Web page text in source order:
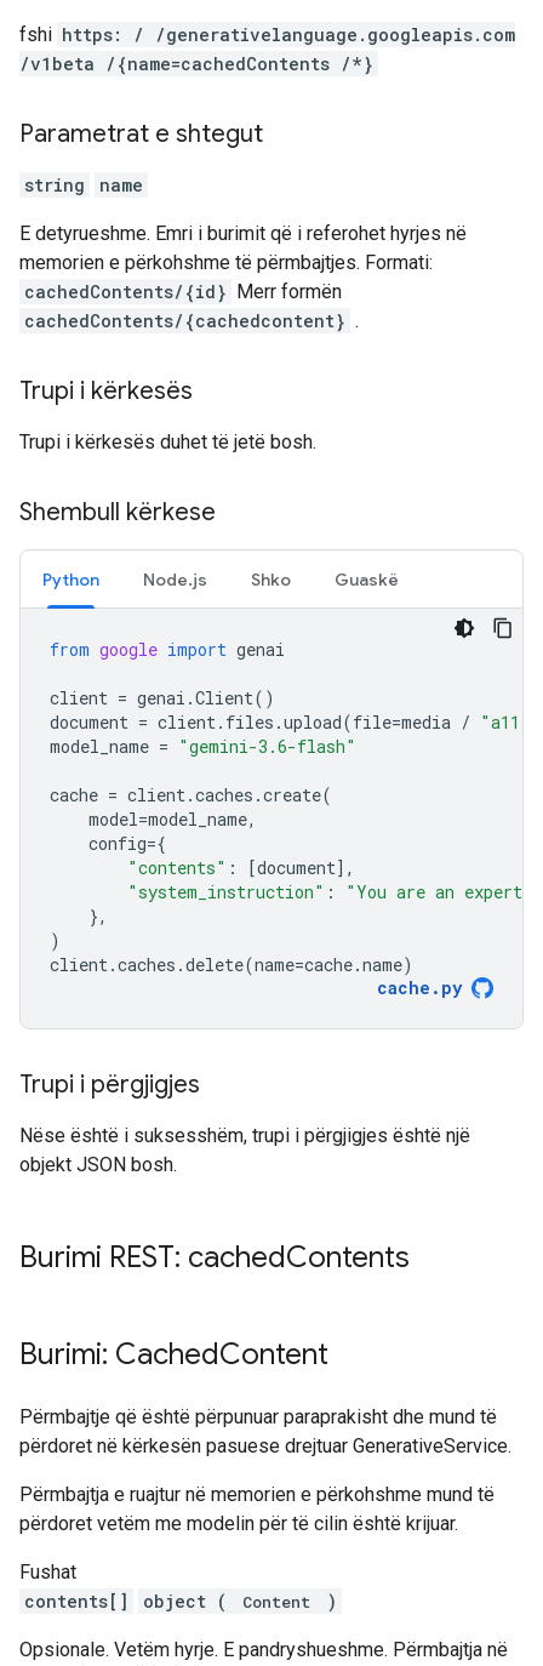
fshi https: / /generativelanguage.googleapis.com
/v1beta /{name=cachedContents /*}
Parametrat e shtegut
string name
E detyrueshme. Emri i burimit që i referohet hyrjes në
memorien e përkohshme të përmbajtjes. Formati:
cachedContents/{id} Merr formën
cachedContents/{cachedcontent} .
Trupi i kërkesës
Trupi i kërkesës duhet të jetë bosh.
Shembull kërkese
Python Node.js Shko Guaskë
from google import genai
client = genai .Client()
document = client. files .upload(file=media /
model_name = "gemini-3.6-flash"
cache = client.caches .create(
model=model_name,
config={
"contents" : [document],
"system_instruction" :
"You are an expert
},
)
client.caches .delete(name=cache.name)
cache . py
Trupi i përgjigjes
Nëse është i suksesshëm, trupi i përgjigjes është një
objekt JSON bosh.
Burimi REST: cachedContents
Burimi: CachedContent
Përmbajtje që është përpunuar paraprakisht dhe mund të
përdoret në kërkesën pasuese drejtuar GenerativeService.
Përmbajtja e ruajtur në memorien e përkohshme mund të
përdoret vetëm me modelin për të cilin është krijuar.
Fushat
contents[]
object ( Content )
Opsionale. Vetëm hyrje. E pandryshueshme. Përmbajtja në